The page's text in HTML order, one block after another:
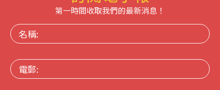
第一時間收取我們的最新消息！
名
稱:
電
郵: